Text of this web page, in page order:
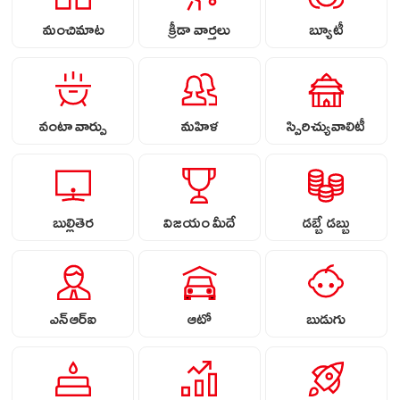
మంచిమాట క్రీడా వార్తలు బ్యూటీ
వంటా వార్పు మహిళ స్పిరిచ్యువాలిటీ
బుల్లితెర విజయం మీదే డబ్బే డబ్బు
ఎన్ఆర్ఐ ఆటో బుడుగు